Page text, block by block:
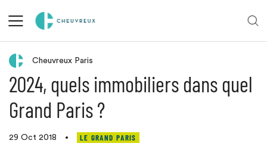
Réflexion juridique
Cheuvreux Paris
2024, quels immobiliers dans quel
Grand Paris ?
29 Oct 2018 • LE GRAND PARIS